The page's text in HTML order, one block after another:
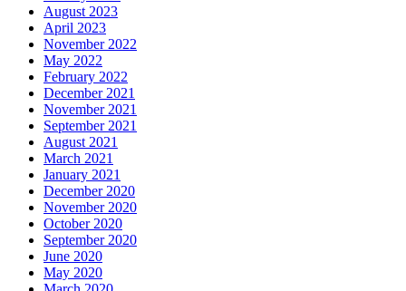
August 2023
April 2023
November 2022
May 2022
February 2022
December 2021
November 2021
September 2021
August 2021
March 2021
January 2021
December 2020
November 2020
October 2020
September 2020
June 2020
May 2020